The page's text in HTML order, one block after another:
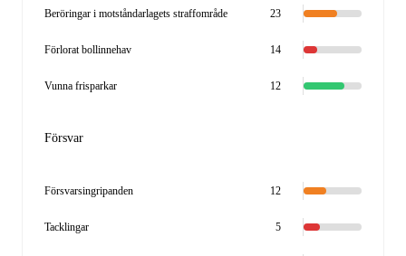
Beröringar i motståndarlagets straffområde 23
Förlorat bollinnehav 14
Vunna frisparkar 12
Försvar
Försvarsingripanden 12
Tacklingar 5